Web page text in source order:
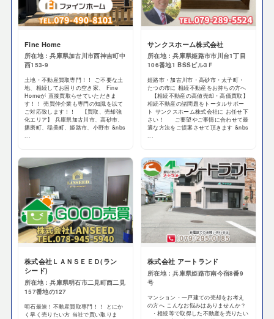
Fine Home
所在地：兵庫県加古川市西神吉町中
西153-9
土地・不動産買取専門！！ ご不要な土
地、相続してお困りの空き家、 Fine
Homeが 直接買取らせていただきま
す！！ 売買仲介業も専門の知識を以て
ご対応致します！！ 【買取、売却強
化エリア】 兵庫県加古川市、高砂市、
播磨町、稲美町、姫路市、小野市 &nbs
...
サンクスホーム株式会社
所在地：兵庫県姫路市市川台1丁目
106番地1 BSSビル3Ｆ
姫路市・加古川市・高砂市・太子町・
たつの市に 相続不動産をお持ちの方へ
【相続不動産の高値売却・高価買取】
相続不動産の諸問題をトータルサポー
ト サンクスホーム株式会社に お任せ下
さい！ ご要望やご事情に合わせて最
適な方法をご提案させて頂きます &nbs
...
株式会社ＬＡＮＳＥＥＤ(ラン
シード)
所在地：兵庫県明石市二見町西二見
157番地の127
明石最速！不動産買取専門！！ とにか
く早く売りたい方 当社で買い取りま
株式会社 アートランド
所在地：兵庫県姫路市南今宿8番9
号
マンション・一戸建ての売却をお考え
の方へ こんなお悩みはありませんか？
・相続等で取得した不動産を売りたい